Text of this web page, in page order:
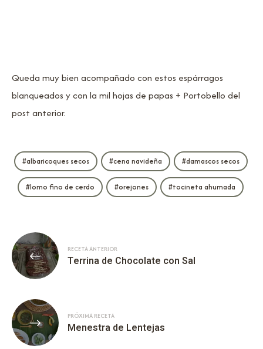
Queda muy bien acompañado con estos espárragos
blanqueados y con la mil hojas de papas + Portobello del
post anterior.
albaricoques secos cena navideña damascos secos
lomo fino de cerdo orejones tocineta ahumada
RECETA ANTERIOR
Terrina de Chocolate con Sal
PRÓXIMA RECETA
Menestra de Lentejas